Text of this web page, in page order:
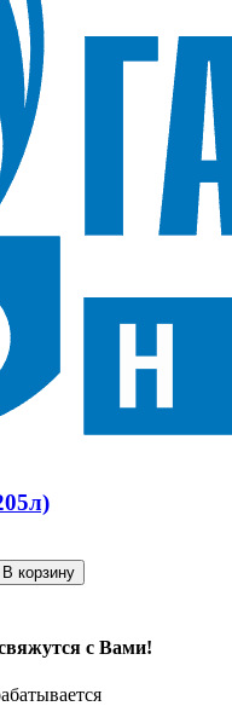
В корзину
с Вами!